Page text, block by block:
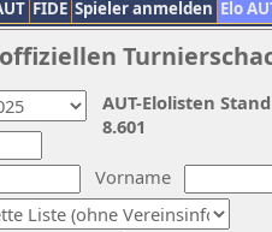
FIDE Spieler anmelden Elo
Vorname
AUT-Elolisten
8.601